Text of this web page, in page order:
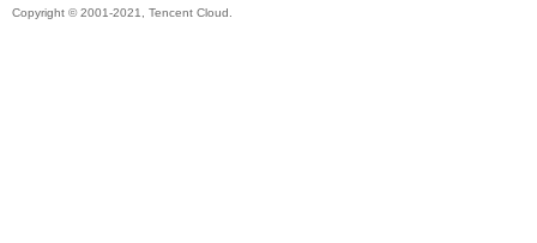
Copyright © 2001-2021, Tencent Cloud.